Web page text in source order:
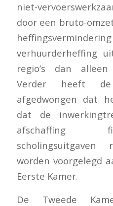
niet-
door een bruto-
verhuurderheffing
regio’s dan alleen
Verder heeft
afgedwongen dat
dat de
afschaffing
worden voorgelegd
Eerste Kamer.
De Tweede